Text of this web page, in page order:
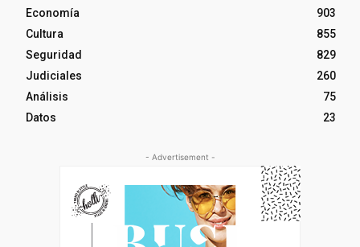
Economía
903
Cultura
855
Seguridad
829
Judiciales
260
Análisis
75
Datos
23
- Advertisement -